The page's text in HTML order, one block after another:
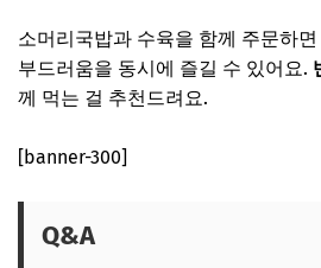
소머리국밥과 수육을 함께 주문하
부드러움을 동시에 즐길 수 있어요.
께 먹는 걸 추천드려요.
[banner-300]
Q&A